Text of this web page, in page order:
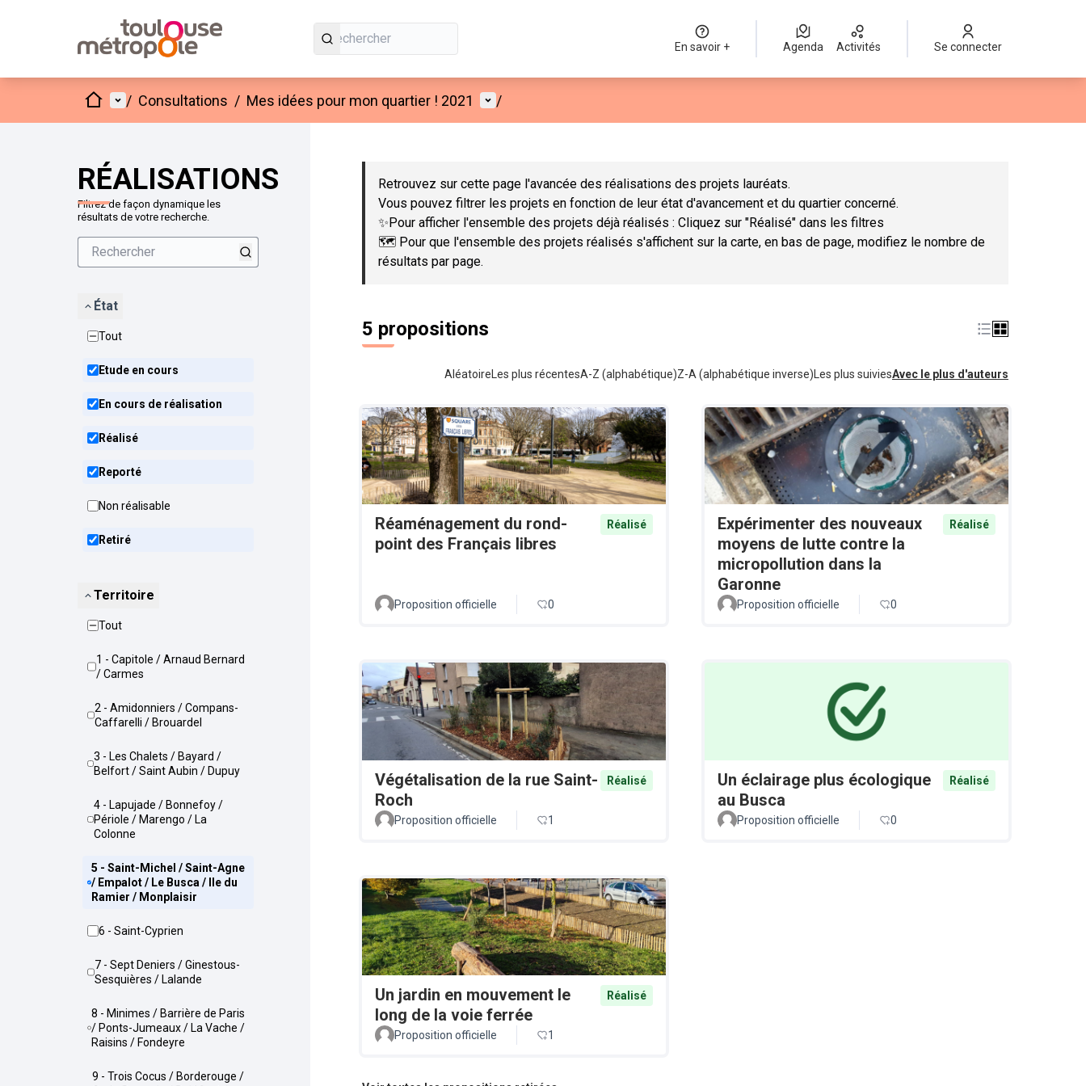
En savoir + Agenda Activités Se connecter
AccueilMenu principal
/ Consultations / Mes idées pour mon quartier ! 2021 Menu utilisateur
/
RÉALISATIONS
Filtrez de façon dynamique les
résultats de votre recherche.
État
Tout
Etude en cours
En cours de réalisation
Réalisé
Reporté
Non réalisable
Retiré
Territoire
Tout
1 - Capitole / Arnaud Bernard
/ Carmes
2 - Amidonniers / Compans-
Caffarelli / Brouardel
3 - Les Chalets / Bayard /
Belfort / Saint Aubin / Dupuy
4 - Lapujade / Bonnefoy /
Périole / Marengo / La
Colonne
5 - Saint-Michel / Saint-Agne
/ Empalot / Le Busca / Ile du
Ramier / Monplaisir
6 - Saint-Cyprien
7 - Sept Deniers / Ginestous-
Sesquières / Lalande
8 - Minimes / Barrière de Paris
/ Ponts-Jumeaux / La Vache /
Raisins / Fondeyre
9 - Trois Cocus / Borderouge /
Passer la carte
Retrouvez sur cette page l'avancée des réalisations des projets lauréats.
Vous pouvez filtrer les projets en fonction de leur état d'avancement et du quartier concerné.
✨Pour afficher l'ensemble des projets déjà réalisés : Cliquez sur "Réalisé" dans les filtres
🗺️ Pour que l'ensemble des projets réalisés s'affichent sur la carte, en bas de page, modifiez le nombre de
résultats par page.
5 propositions
Aléatoire Les plus récentesA-Z (alphabétique)Z-A (alphabétique inverse) Les plus suiviesAvec le plus d'auteurs
Réaménagement du rond-
point des Français libres
Réalisé
Proposition officielle 0
Expérimenter des nouveaux
moyens de lutte contre la
micropollution dans la
Garonne
Réalisé
Proposition officielle 0
Végétalisation de la rue Saint-
Roch
Réalisé
Proposition officielle 1
Un éclairage plus écologique
au Busca
Réalisé
Proposition officielle 0
Un jardin en mouvement le
long de la voie ferrée
Réalisé
Proposition officielle 1